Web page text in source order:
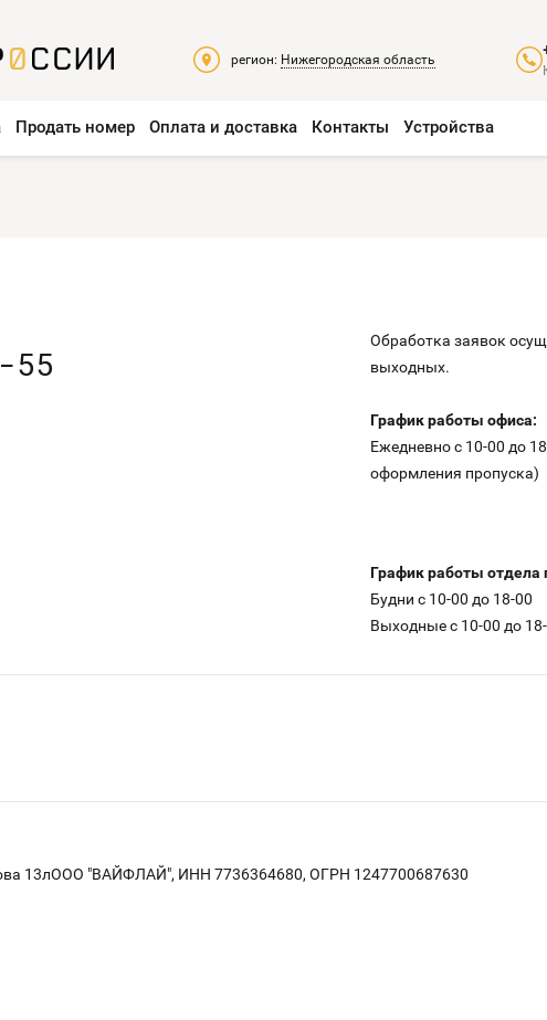
регион: Нижегородская область
Продать номер Оплата и доставка Контакты Устройства
55
Обработка заявок
выходных.
График работы офиса:
Ежедневно c 10-00 до
оформления пропуска)
График работы отдела
Будни c 10-00 до 18-00
Выходные с 10-00 до
13лООО "ВАЙФЛАЙ", ИНН 7736364680, ОГРН 1247700687630